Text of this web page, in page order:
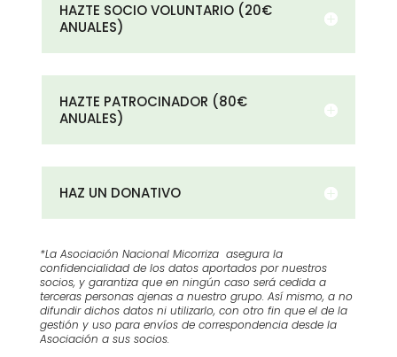
HAZTE SOCIO VOLUNTARIO (20€
ANUALES)
HAZTE PATROCINADOR (80€
ANUALES)
HAZ UN DONATIVO
*La Asociación Nacional Micorriza asegura la
confidencialidad de los datos aportados por nuestros
socios, y garantiza que en ningún caso será cedida a
terceras personas ajenas a nuestro grupo. Así mismo, a no
difundir dichos datos ni utilizarlo, con otro fin que el de la
gestión y uso para envíos de correspondencia desde la
Asociación a sus socios.